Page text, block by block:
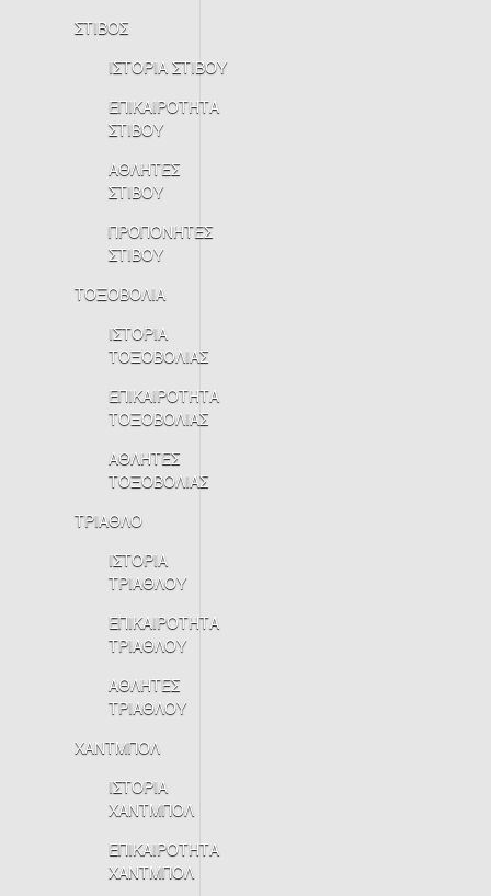
ΣΤΙΒΟΣ
ΙΣΤΟΡΙΑ ΣΤΙΒΟΥ
ΕΠΙΚΑΙΡΟΤΗΤΑ
ΣΤΙΒΟΥ
ΑΘΛΗΤΕΣ
ΣΤΙΒΟΥ
ΠΡΟΠΟΝΗΤΕΣ
ΣΤΙΒΟΥ
ΤΟΞΟΒΟΛΙΑ
ΙΣΤΟΡΙΑ
ΤΟΞΟΒΟΛΙΑΣ
ΕΠΙΚΑΙΡΟΤΗΤΑ
ΤΟΞΟΒΟΛΙΑΣ
ΑΘΛΗΤΕΣ
ΤΟΞΟΒΟΛΙΑΣ
ΤΡΙΑΘΛΟ
ΙΣΤΟΡΙΑ
ΤΡΙΑΘΛΟΥ
ΕΠΙΚΑΙΡΟΤΗΤΑ
ΤΡΙΑΘΛΟΥ
ΑΘΛΗΤΕΣ
ΤΡΙΑΘΛΟΥ
ΧΑΝΤΜΠΟΛ
ΙΣΤΟΡΙΑ
ΧΑΝΤΜΠΟΛ
ΕΠΙΚΑΙΡΟΤΗΤΑ
ΧΑΝΤΜΠΟΛ